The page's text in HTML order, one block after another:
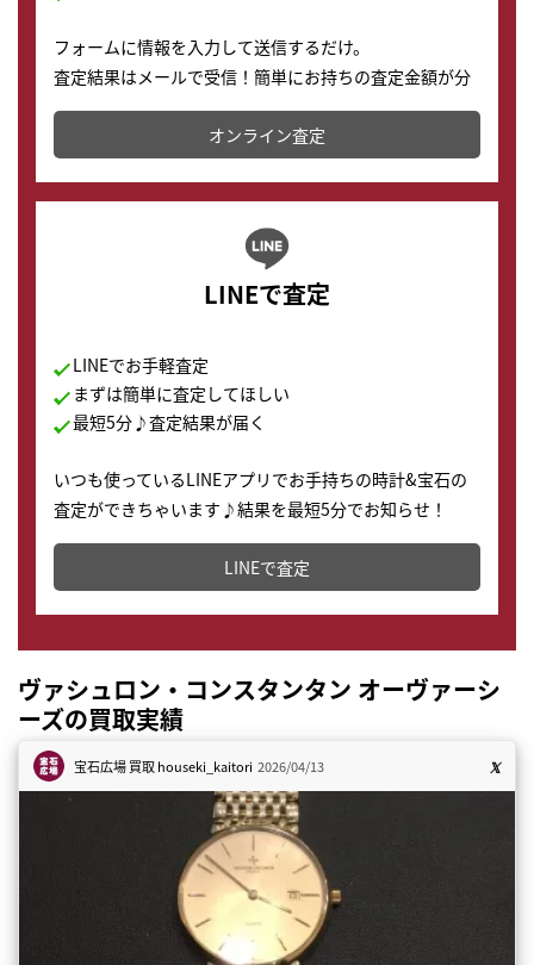
フォームに情報を入力して送信するだけ。
査定結果はメールで受信！簡単にお持ちの査定金額が分
かります。
オンライン査定
LINEで査定
LINEでお手軽査定
まずは簡単に査定してほしい
最短5分♪査定結果が届く
いつも使っているLINEアプリでお手持ちの時計&宝石の
査定ができちゃいます♪結果を最短5分でお知らせ！
どこからでもすぐに査定金額を知ることが出来ます。
LINEで査定
ヴァシュロン・コンスタンタン オーヴァーシ
ーズの買取実績
宝石広場 買取houseki_kaitori 2026/04/13